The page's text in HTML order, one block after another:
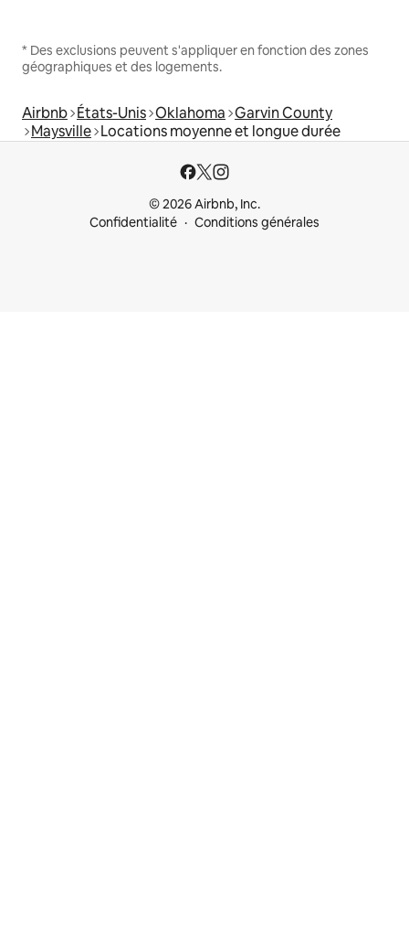
* Des exclusions peuvent s'appliquer en fonction des zones
géographiques et des logements.
Airbnb États-Unis Oklahoma Garvin County
Maysville Locations moyenne et longue durée
© 2026 Airbnb, Inc.
Confidentialité
Conditions générales